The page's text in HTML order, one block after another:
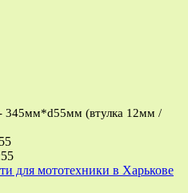
345мм*d55мм (втулка 12мм /
для мототехники в Харькове